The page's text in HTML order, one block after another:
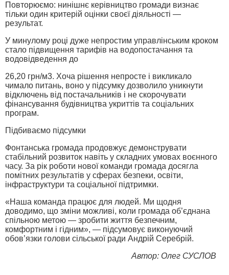
Повторюємо: нинішнє керівництво громади визнає
тільки один критерій оцінки своєї діяльності —
результат.
У минулому році дуже непростим управлінським кроком
стало підвищення тарифів на водопостачання та
водовідведення до
26,20 грн/м3. Хоча рішення непросте і викликало
чимало питань, воно у підсумку дозволило уникнути
відключень від постачальників і не скорочувати
фінансування будівництва укриттів та соціальних
програм.
Підбиваємо підсумки
Фонтанська громада продовжує демонструвати
стабільний розвиток навіть у складних умовах воєнного
часу. За рік роботи нової команди громада досягла
помітних результатів у сферах безпеки, освіти,
інфраструктури та соціальної підтримки.
«Наша команда працює для людей. Ми щодня
доводимо, що зміни можливі, коли громада об’єднана
спільною метою — зробити життя безпечним,
комфортним і гідним», — підсумовує виконуючий
обов’язки голови сільської ради Андрій Серебрій.
Автор: Олег СУСЛОВ